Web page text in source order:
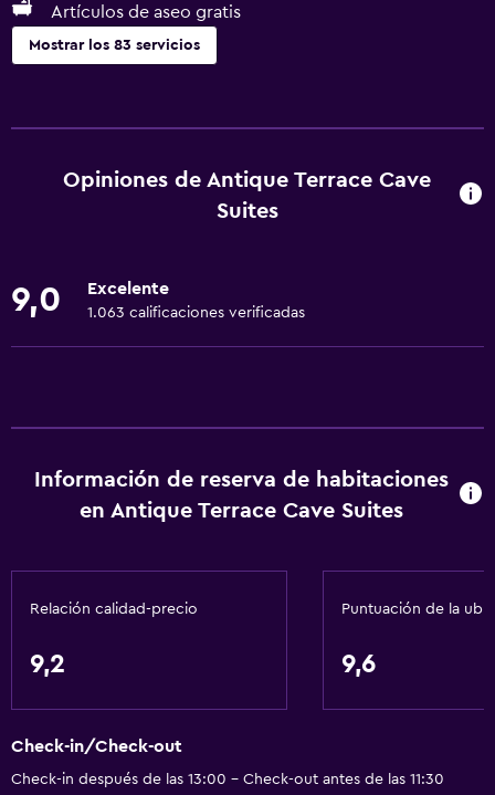
Artículos de aseo gratis
Mostrar los 83 servicios
Cajero automático/banco
Renta de autos
Servicio de habitaciones
Mostrador de información turística
Capilla/templo
Recepción 24 horas
Wifi gratis
Wifi disponible en todas las instalaciones
Opiniones de Antique Terrace Cave
Suites
9,0 Excelente
1.063 calificaciones verificadas
Información de reserva de habitaciones
en Antique Terrace Cave Suites
Relación calidad-precio
9,2
Puntuación de la
9,6
Check-in/Check-out
Check-in después de las 13:00 - Check-out antes de las 11:30